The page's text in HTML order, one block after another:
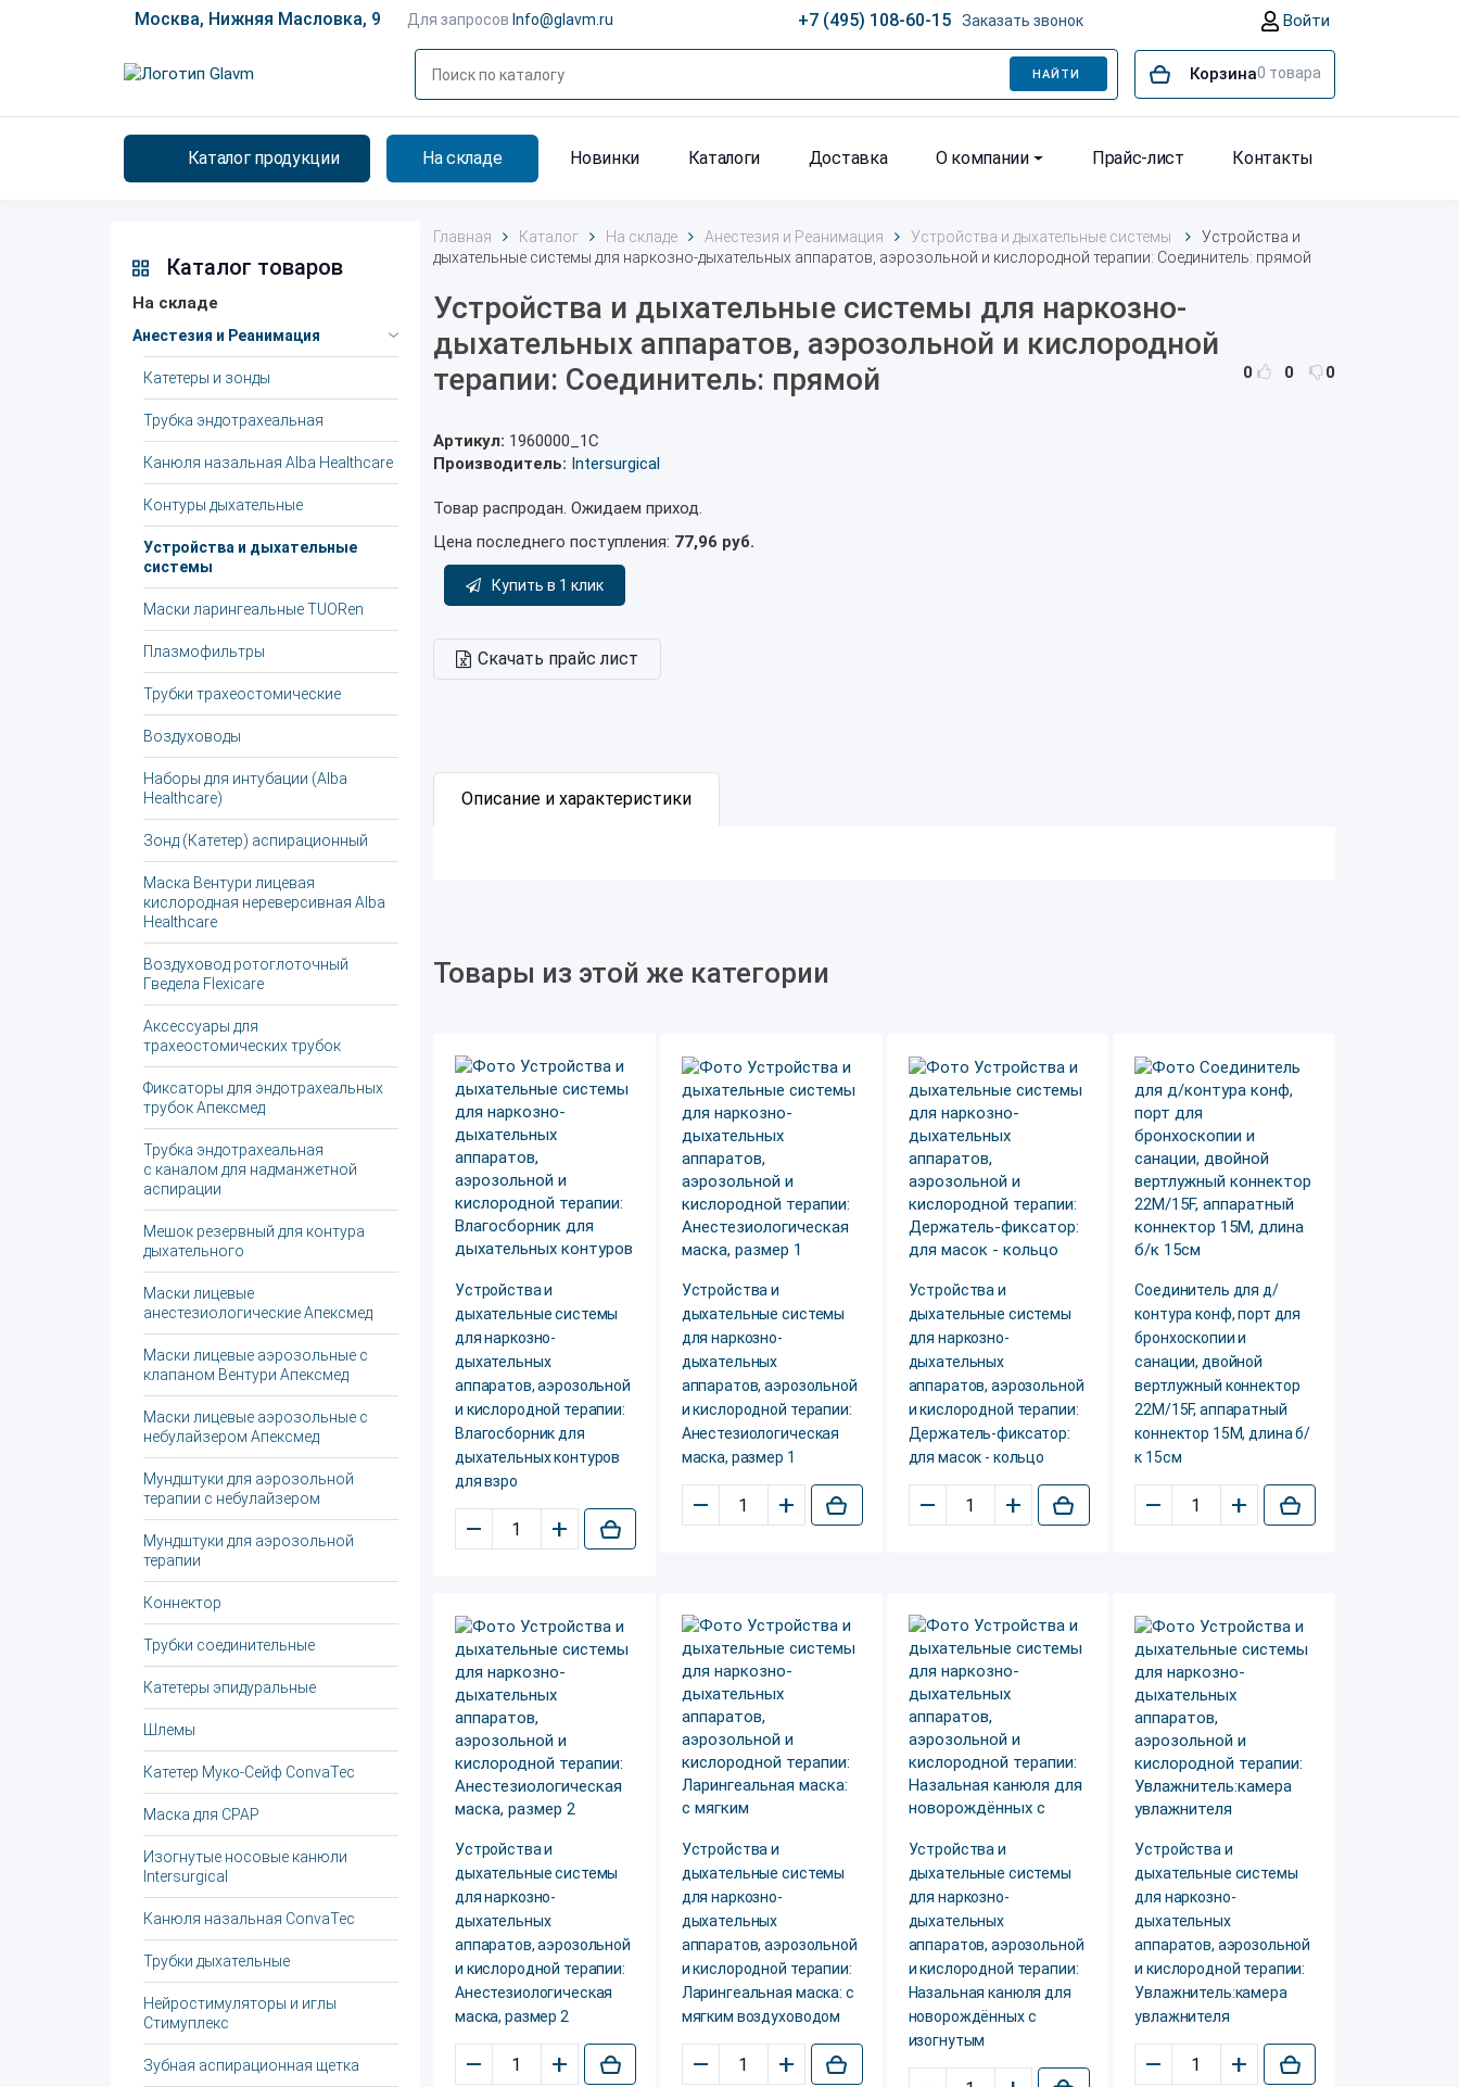
Москва, Нижняя Масловка, 9 Для запросов Info@glavm.ru +7 (495) 108-60-15 Заказать звонок Войти
НАЙТИ Корзина0 товара
Каталог продукции На складе Новинки Каталоги Доставка О компании Прайс-лист Контакты
Каталог товаров
На складе
Анестезия и Реанимация
Катетеры и зонды
Трубка эндотрахеальная
Канюля назальная Alba Healthcare
Контуры дыхательные
Устройства и дыхательные
системы
Маски ларингеальные TUORen
Плазмофильтры
Трубки трахеостомические
Воздуховоды
Наборы для интубации (Alba
Healthcare)
Зонд (Катетер) аспирационный
Маска Вентури лицевая
кислородная нереверсивная Alba
Healthcare
Воздуховод ротоглоточный
Гведела Flexicare
Аксессуары для
трахеостомических трубок
Фиксаторы для эндотрахеальных
трубок Апексмед
Трубка эндотрахеальная
с каналом для надманжетной
аспирации
Мешок резервный для контура
дыхательного
Маски лицевые
анестезиологические Апексмед
Маски лицевые аэрозольные с
клапаном Вентури Апексмед
Маски лицевые аэрозольные с
небулайзером Апексмед
Мундштуки для аэрозольной
терапии с небулайзером
Мундштуки для аэрозольной
терапии
Коннектор
Трубки соединительные
Катетеры эпидуральные
Шлемы
Катетер Муко-Сейф ConvaTec
Маска для СРАР
Изогнутые носовые канюли
Intersurgical
Канюля назальная ConvaTec
Трубки дыхательные
Нейростимуляторы и иглы
Стимуплекс
Зубная аспирационная щетка
Главная Каталог На складе Анестезия и Реанимация Устройства и дыхательные системы
Устройства и
дыхательные системы для наркозно-дыхательных аппаратов, аэрозольной и кислородной терапии: Соединитель: прямой
Устройства и дыхательные системы для наркозно-
дыхательных аппаратов, аэрозольной и кислородной
терапии: Соединитель: прямой
0 0 0
Артикул: 1960000_1С
Производитель: Intersurgical
Товар распродан. Ожидаем приход.
Цена последнего поступления: 77,96 руб.
Купить в 1 клик
Скачать прайс лист
Описание и характеристики
Товары из этой же категории
Устройства и
дыхательные системы
для наркозно-
дыхательных
аппаратов, аэрозольной
и кислородной терапии:
Влагосборник для
дыхательных контуров
для взро
– +
Устройства и
дыхательные системы
для наркозно-
дыхательных
аппаратов, аэрозольной
и кислородной терапии:
Анестезиологическая
маска, размер 1
– +
Устройства и
дыхательные системы
для наркозно-
дыхательных
аппаратов, аэрозольной
и кислородной терапии:
Держатель-фиксатор:
для масок - кольцо
– +
Соединитель для д/
контура конф, порт для
бронхоскопии и
санации, двойной
вертлужный коннектор
22M/15F, аппаратный
коннектор 15М, длина б/
к 15см
– +
Устройства и
дыхательные системы
для наркозно-
дыхательных
аппаратов, аэрозольной
и кислородной терапии:
Анестезиологическая
маска, размер 2
– +
Устройства и
дыхательные системы
для наркозно-
дыхательных
аппаратов, аэрозольной
и кислородной терапии:
Ларингеальная маска: с
мягким воздуховодом
– +
Устройства и
дыхательные системы
для наркозно-
дыхательных
аппаратов, аэрозольной
и кислородной терапии:
Назальная канюля для
новорождённых с
изогнутым
Устройства и
дыхательные системы
для наркозно-
дыхательных
аппаратов, аэрозольной
и кислородной терапии:
Увлажнитель:камера
увлажнителя
– +